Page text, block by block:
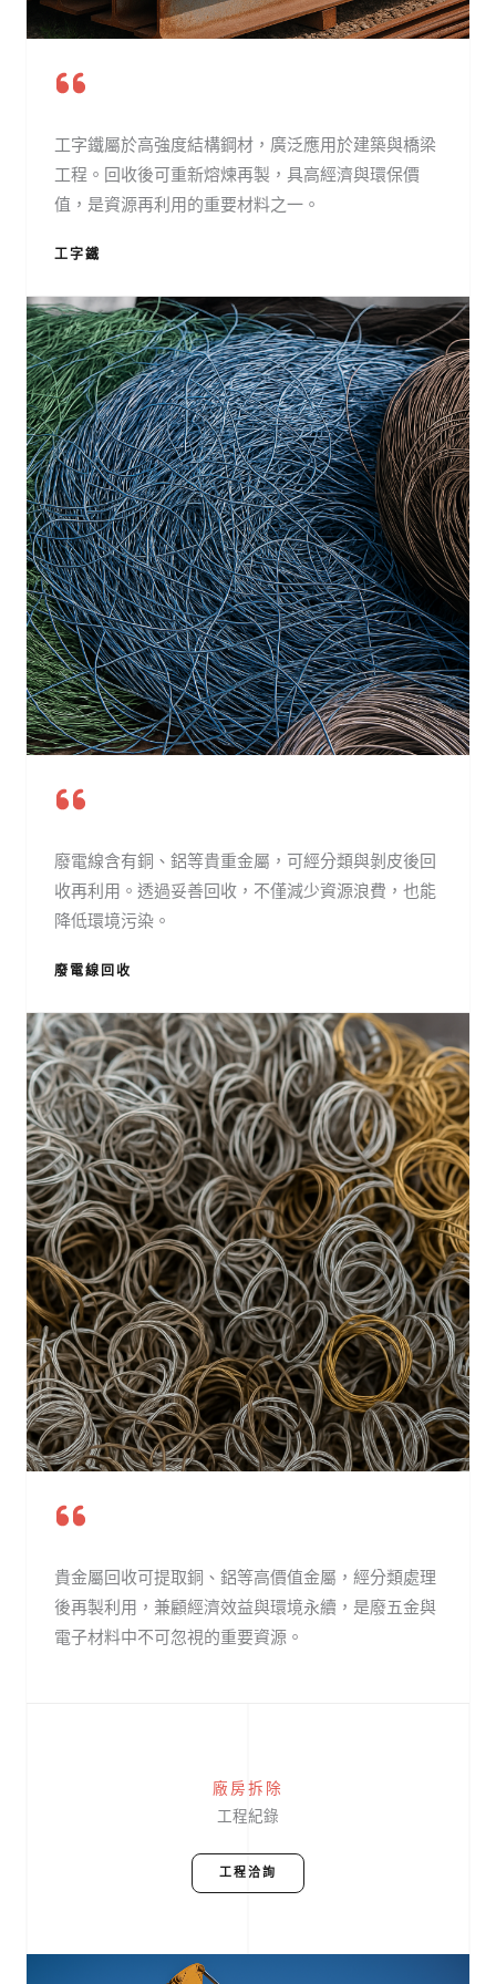
工字鐵屬於高強度結構鋼材，廣泛應用於建築與橋梁
工程。回收後可重新熔煉再製，具高經濟與環保價
值，是資源再利用的重要材料之一。
工字鐵
廢電線含有銅、鋁等貴重金屬，可經分類與剝皮後回
收再利用。透過妥善回收，不僅減少資源浪費，也能
降低環境污染。
廢電線回收
貴金屬回收可提取銅、鋁等高價值金屬，經分類處理
後再製利用，兼顧經濟效益與環境永續，是廢五金與
電子材料中不可忽視的重要資源。
廠房拆除
工程紀錄
工程洽詢